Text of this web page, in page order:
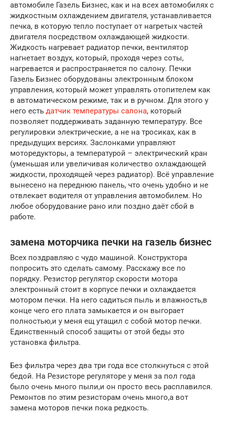
автомобиле Газель Бизнес, как и на всех автомобилях с
жидкостным охлаждением двигателя, устанавливается
печка, в которую тепло поступает от нагретых частей
двигателя посредством охлаждающей жидкости.
Жидкость нагревает радиатор печки, вентилятор
нагнетает воздух, который, проходя через соты,
нагревается и распространяется по салону. Печки
Газель Бизнес оборудованы электронным блоком
управления, который может управлять отопителем как
в автоматическом режиме, так и в ручном. Для этого у
него есть датчик температуры салона, который
позволяет поддерживать заданную температуру. Все
регулировки электрические, а не на тросиках, как в
предыдущих версиях. Заслонками управляют
моторедукторы, а температурой – электрический кран
(уменьшая или увеличивая количество охлаждающей
жидкости, проходящей через радиатор). Всё управление
вынесено на переднюю панель, что очень удобно и не
отвлекает водителя от управления автомобилем. Но
любое оборудование рано или поздно даёт сбой в
работе.
замена моторчика печки на газель бизнес
Всех поздравляю с чудо машиной. Конструктора
попросить это сделать самому. Расскажу все по
порядку. Резистор регулятор скорости мотора
электронный стоит в корпусе печки и охлаждается
мотором печки. На него садиться пыль и влажность,в
конце чего его плата замыкается и он выгорает
полностью,и у меня ещ утащил с собой мотор печки.
Единственный способ защиты от этой беды это
установка фильтра.
Без фильтра через два три года все столкнуться с этой
бедой. На Резисторе регуляторе у меня за пол года
было очень много пыли,и он просто весь расплавился.
Ремонтов по этим резисторам очень много,а вот
замена моторов печки пока редкость.